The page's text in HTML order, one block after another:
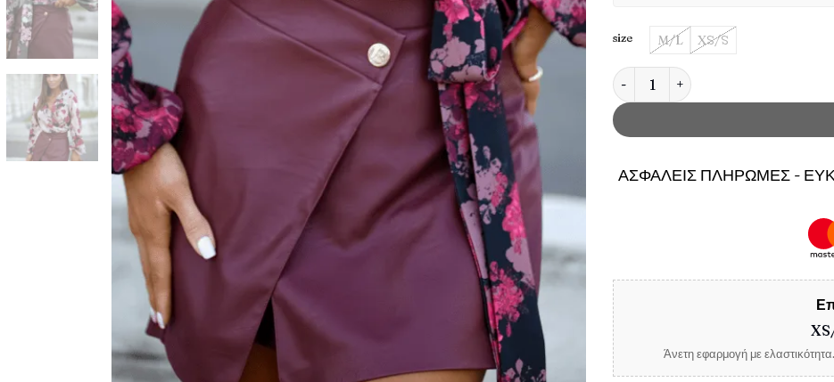
size M/L XS/S
Φούστα-σορτς ARIA - Μπορντό
ΑΣΦΑΛΕΙΣ ΠΛΗΡΩΜΕΣ -
Άνετη εφαρμογή με